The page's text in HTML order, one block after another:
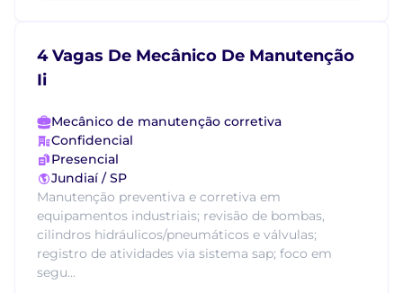
4 Vagas De Mecânico De Manutenção
Ii
Mecânico de manutenção corretiva
Confidencial
Presencial
Jundiaí / SP
Manutenção preventiva e corretiva em
equipamentos industriais; revisão de bombas,
cilindros hidráulicos/pneumáticos e válvulas;
registro de atividades via sistema sap; foco em
segu...